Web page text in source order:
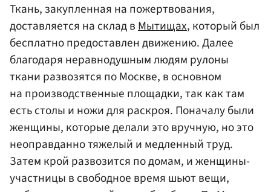
Ткань, закупленная на пожертвования,
доставляется на склад вМытищах, который был
бесплатно предоставлен движению. Далее
благодаря неравнодушным людям рулоны
ткани развозятся по Москве, в основном
на производственные площадки, так как там
есть столы и ножи для раскроя. Поначалу были
женщины, которые делали это вручную, но это
неоправданно тяжелый и медленный труд.
Затем крой развозится по домам, и женщины-
участницы в свободное время шьют вещи,